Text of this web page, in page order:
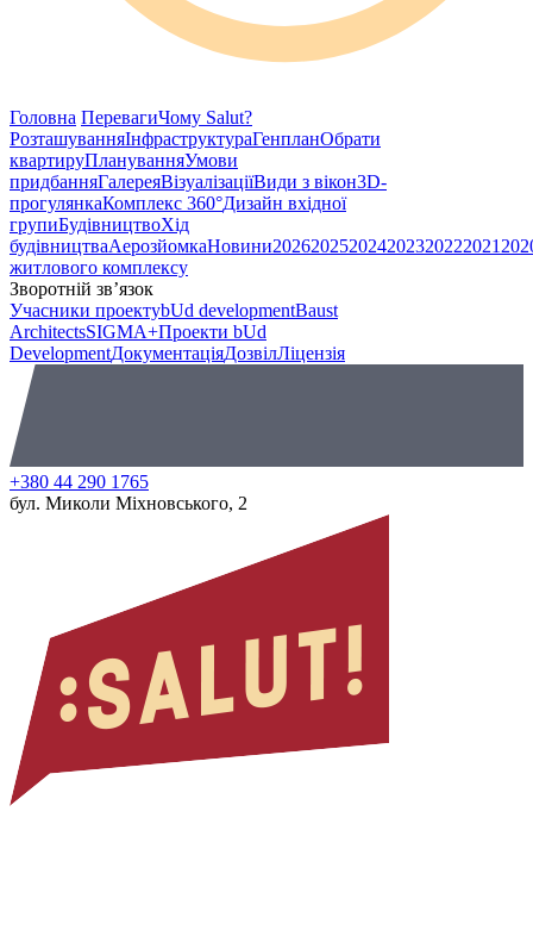
Головна ПеревагиЧому Salut?
РозташуванняІнфраструктураГенпланОбрати
квартируПлануванняУмови
придбанняГалереяВізуалізаціїВиди з вікон3D-
прогулянкаКомплекс 360°Дизайн вхідної
групиБудівництвоХід
будівництваАерозйомкаНовини202620252024202320222021
житлового комплексу
Зворотній зв’язок
Учасники проектуbUd developmentBaust
ArchitectsSIGMA+Проекти bUd
DevelopmentДокументаціяДозвілЛіцензія
+380 44 290 1765
бул. Миколи Міхновського, 2